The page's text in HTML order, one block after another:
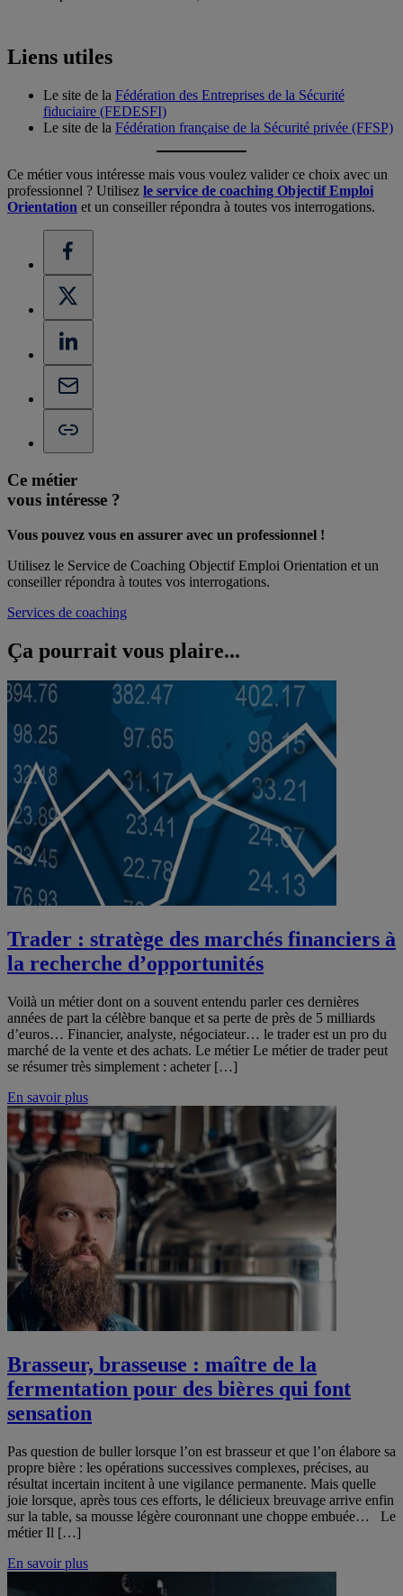
Liens utiles
Le site de la Fédération des Entreprises de la Sécurité
fiduciaire (FEDESFI)
Le site de la Fédération française de la Sécurité privée (FFSP)
Ce métier vous intéresse mais vous voulez valider ce choix avec un
professionnel ? Utilisez le service de coaching Objectif Emploi
Orientation et un conseiller répondra à toutes vos interrogations.
Ce métier
vous intéresse ?
Vous pouvez vous en assurer avec un professionnel !
Utilisez le Service de Coaching Objectif Emploi Orientation et un
conseiller répondra à toutes vos interrogations.
Services de coaching
Ça pourrait vous plaire...
Trader : stratège des marchés financiers à
la recherche d’opportunités
Voilà un métier dont on a souvent entendu parler ces dernières
années de part la célèbre banque et sa perte de près de 5 milliards
d’euros… Financier, analyste, négociateur… le trader est un pro du
marché de la vente et des achats. Le métier Le métier de trader peut
se résumer très simplement : acheter […]
En savoir plus
Brasseur, brasseuse : maître de la
fermentation pour des bières qui font
sensation
Pas question de buller lorsque l’on est brasseur et que l’on élabore sa
propre bière : les opérations successives complexes, précises, au
résultat incertain incitent à une vigilance permanente. Mais quelle
joie lorsque, après tous ces efforts, le délicieux breuvage arrive enfin
sur la table, sa mousse légère couronnant une choppe embuée… Le
métier Il […]
En savoir plus